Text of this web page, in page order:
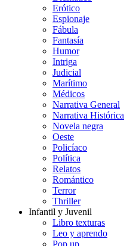
Erótico
Espionaje
Fábula
Fantasía
Humor
Intriga
Judicial
Marítimo
Médicos
Narrativa General
Narrativa Histórica
Novela negra
Oeste
Policíaco
Política
Relatos
Romántico
Terror
Thriller
Infantil y Juvenil
Libro texturas
Leo y aprendo
Pop up